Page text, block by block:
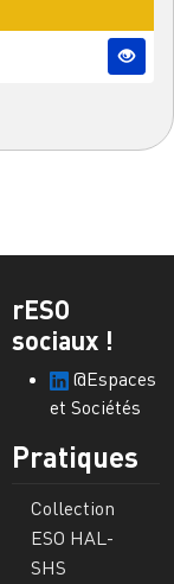
rESO
sociaux !
@Espaces
et Sociétés
Pratiques
Collection
ESO HAL-
SHS